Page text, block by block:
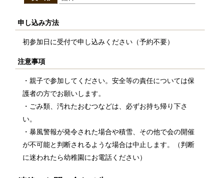
申し込み方法
初参加日に受付で申し込みください（予約不要）
注意事項
・親子で参加してください。安全等の責任については保
護者の方でお願いします。
・ごみ類、汚れたおむつなどは、必ずお持ち帰り下さ
い。
・暴風警報が発令された場合や積雪、その他で会の開催
が不可能と判断されるような場合は中止します。（判断
に迷われたら幼稚園にお電話ください）